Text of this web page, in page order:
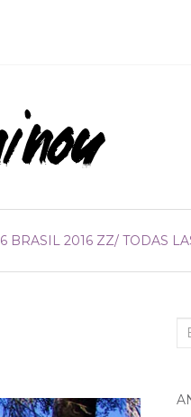
BRASIL 2016 ZZ/ TODAS